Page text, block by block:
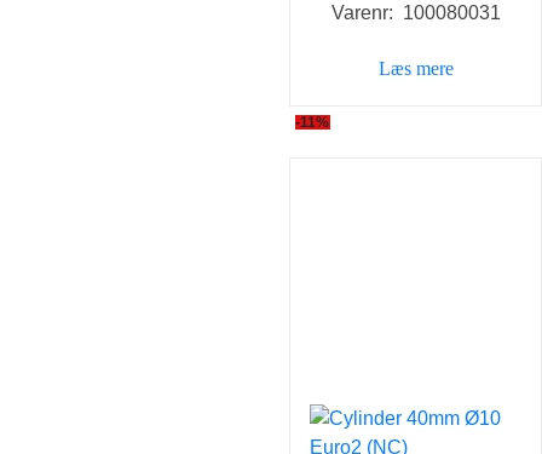
pris
479,00 kr..
pris
Varenr: 100080031
Læs mere
-11%